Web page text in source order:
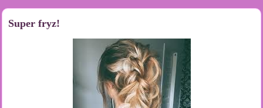
Super fryz!